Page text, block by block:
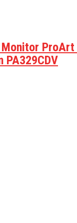
ProArt
PA329CDV